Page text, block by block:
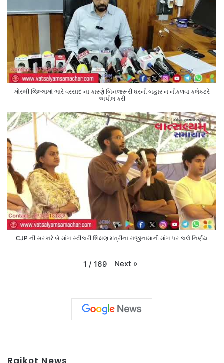
મોરબી જિલ્લામાં ભારે વરસાદ ના કારણે બિનજરૂરી ઘરની બહાર ન નીકળવા કલેક્ટરે
અપીલ કરી
CJP ની સરકારે બે માંગ સ્વીકારી શિક્ષણ મંત્રીના રાજીનામાની માંગ પર કાલે નિર્ણય
1 / 169 Next »